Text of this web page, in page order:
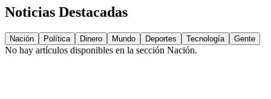
Noticias Destacadas
Nación Política Dinero Mundo Deportes Tecnología Gente
No hay artículos disponibles en la sección Nación.